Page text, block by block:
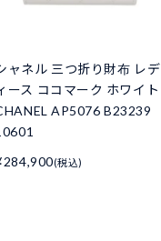
ャネル 三つ折り財布 レデ
ース ココマーク ホワイト
AP5076 B23239
(税込)